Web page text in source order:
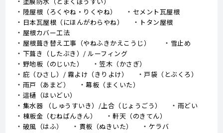
陸屋根（ろくやね・りくやね）
セメント瓦屋根
日本瓦屋根（にほんがわらやね）
トタン屋根
屋根カバー工法
屋根葺き替え工事（やねふきかえこうじ）
雪止め
下葺き（したぶき）/ ルーフィング
野地板（のじいた）
笠木（かさぎ）
庇（ひさし）/ 霧よけ（きりよけ）
戸袋（とぶくろ）
雨戸（あまど）
幕板（まくいた）
這樋（はいどい）
集水器 （しゅうすいき）/上合（じょうごう）
雨どい
棟板金（むねばんきん）
軒天（のきてん）
破風（はふ）
貫板（ぬきいた）
ケラバ